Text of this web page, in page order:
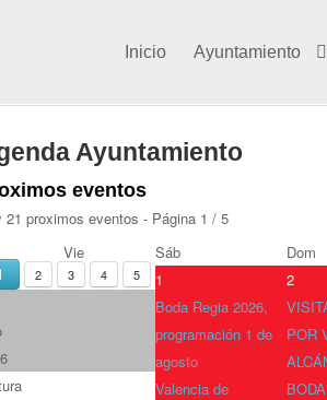
Inicio Ayuntamiento
Vie Sáb
Dom
1
Boda Regia 2026,
programación 1 de
agosto
Valencia de
2
POR
Ayuntamiento
eventos
21 proximos eventos - Página 1 / 5
2 3 4 5